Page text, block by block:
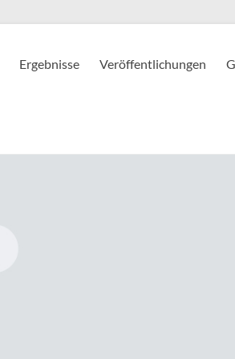
Ergebnisse Veröffentlichungen